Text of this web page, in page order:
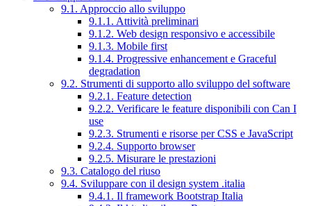
9.1. Approccio allo sviluppo
9.1.1. Attività preliminari
9.1.2. Web design responsivo e accessibile
9.1.3. Mobile first
9.1.4. Progressive enhancement e Graceful
degradation
9.2. Strumenti di supporto allo sviluppo del software
9.2.1. Feature detection
9.2.2. Verificare le feature disponibili con Can I
use
9.2.3. Strumenti e risorse per CSS e JavaScript
9.2.4. Supporto browser
9.2.5. Misurare le prestazioni
9.3. Catalogo del riuso
9.4. Sviluppare con il design system .italia
9.4.1. Il framework Bootstrap Italia